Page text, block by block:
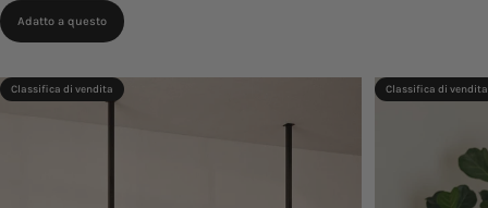
Adatto a questo
Classifica di vendita Classifica di vendita